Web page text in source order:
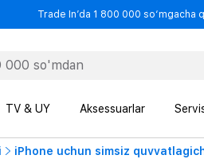
Trade In’da 1 800 000 so‘mgacha
TV & UY Aksessuarlar
iPhone uchun simsiz